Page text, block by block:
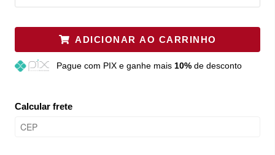
ADICIONAR AO CARRINHO
Pague com PIX e ganhe mais 10%de desconto
Calcular frete